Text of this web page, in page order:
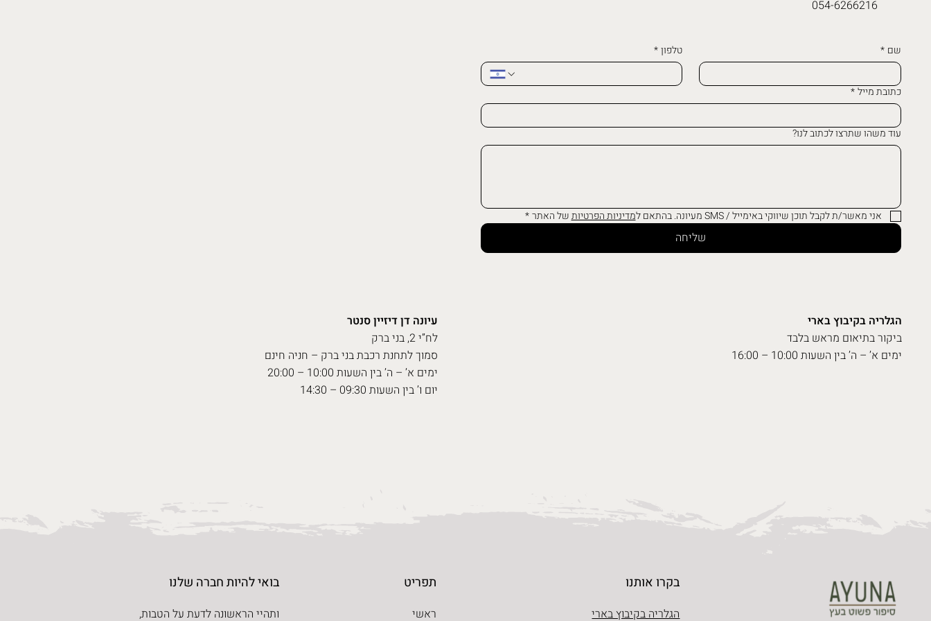
054-6266216
שם * טלפון *
כתובת מייל *
עוד משהו שתרצו לכתוב לנו?
אני מאשר/ת לקבל תוכן שיווקי באימייל / SMS מעיונה. בהתאם ל מדיניות הפרטיות של האתר *
שליחה
הגלריה בקיבוץ בארי
ביקור בתיאום מראש בלבד
ימים א’ – ה’ בין השעות 10:00 – 16:00
עיונה דן דיזיין סנטר
לח”י 2, בני ברק
סמוך לתחנת רכבת בני ברק – חניה חינם
ימים א’ – ה’ בין השעות 10:00 – 20:00
יום ו’ בין השעות 09:30 – 14:30
בקרו אותנו
הגלריה בקיבוץ בארי
תפריט
ראשי
בואי להיות חברה שלנו
ותהיי הראשונה לדעת על הטבות,